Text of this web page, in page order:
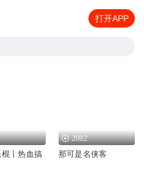
打开APP
丨热血搞
2002
那可是名侠客